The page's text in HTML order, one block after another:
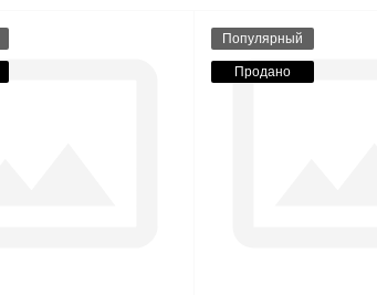
Популярный
Продано